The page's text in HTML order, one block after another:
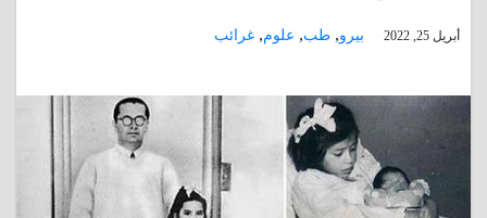
أبريل 25, 2022 بيرو, طب, علوم, غرائب